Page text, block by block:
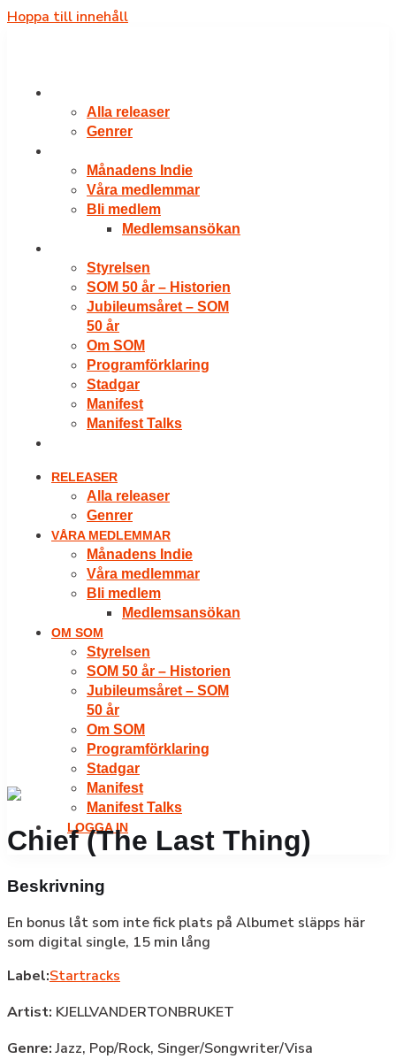
Hoppa till innehåll
Alla releaser
Genrer
Månadens Indie
Våra medlemmar
Bli medlem
Medlemsansökan
Styrelsen
SOM 50 år – Historien
Jubileumsåret – SOM
50 år
Om SOM
Programförklaring
Stadgar
Manifest
Manifest Talks
RELEASER
Alla releaser
Genrer
VÅRA MEDLEMMAR
Månadens Indie
Våra medlemmar
Bli medlem
Medlemsansökan
OM SOM
Styrelsen
SOM 50 år – Historien
Jubileumsåret – SOM
50 år
Om SOM
Programförklaring
Stadgar
Manifest
Manifest Talks
LOGGA IN
Chief (The Last Thing)
Beskrivning
En bonus låt som inte fick plats på Albumet släpps här
som digital single, 15 min lång
Label:Startracks
Artist: KJELLVANDERTONBRUKET
Genre:Jazz, Pop/Rock, Singer/Songwriter/Visa